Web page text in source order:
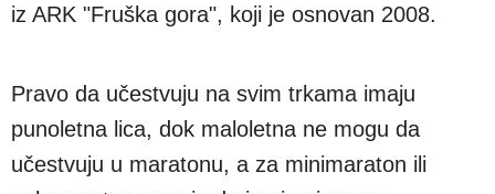
iz ARK "Fruška gora", koji je osnovan 2008.
Pravo da učestvuju na svim trkama imaju
punoletna lica, dok maloletna ne mogu da
učestvuju u maratonu, a za minimaraton ili